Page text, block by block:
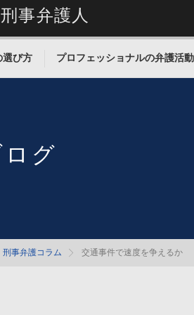
事弁護人
選び方 プロフェッショナルの弁護活動
グ
刑事弁護コラム 交通事件で速度を争えるか